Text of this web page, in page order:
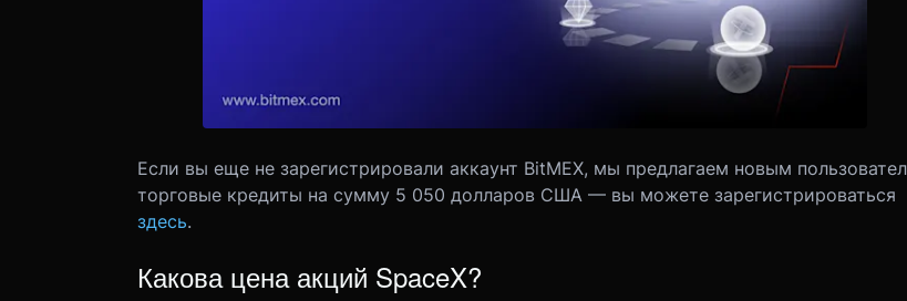
Если вы еще не зарегистрировали аккаунт BitMEX, мы предлагаем новым
торговые кредиты на сумму 5 050 долларов США — вы можете зарегистрироваться
здесь.
Какова цена акций SpaceX?